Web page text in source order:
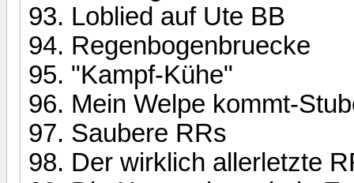
Loblied auf Ute BB
Regenbogenbruecke
"Kampf-Kühe"
Mein Welpe kommt-
Saubere RRs
Der wirklich allerletzte